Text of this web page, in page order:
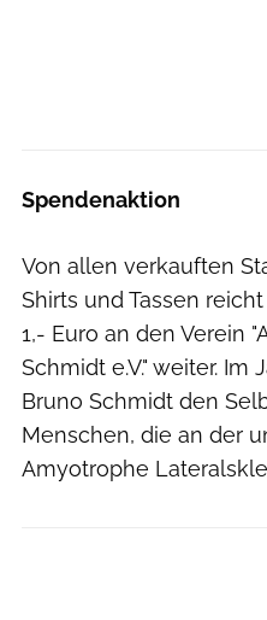
Spendenaktion
Von allen verkauften
Shirts und Tassen
1,- Euro an den Verein
Schmidt e.V." weiter. Im
Bruno Schmidt den
Menschen, die an der
Amyotrophe